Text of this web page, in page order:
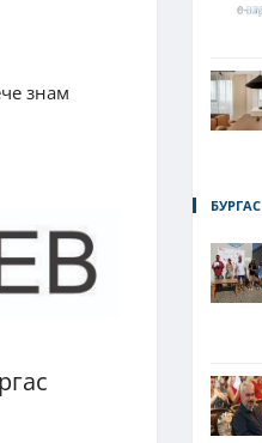
знам
БУРГАС